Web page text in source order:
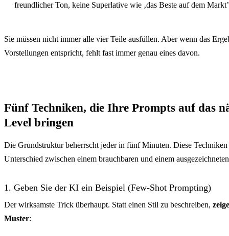
freundlicher Ton, keine Superlative wie ‚das Beste auf dem
Sie müssen nicht immer alle vier Teile ausfüllen. Aber wenn das
Vorstellungen entspricht, fehlt fast immer genau eines davon.
Fünf Techniken, die Ihre Prompts auf das
Level bringen
Die Grundstruktur beherrscht jeder in fünf Minuten. Diese Techniken
Unterschied zwischen einem brauchbaren und einem
1. Geben Sie der KI ein Beispiel (Few-Shot Prompting)
Der wirksamste Trick überhaupt. Statt einen Stil zu beschreiben,
Muster: